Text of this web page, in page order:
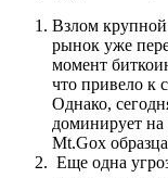
Взлом
рынок уже
момент
что привело к
Однако,
доминирует
Mt.Gox
Еще одна